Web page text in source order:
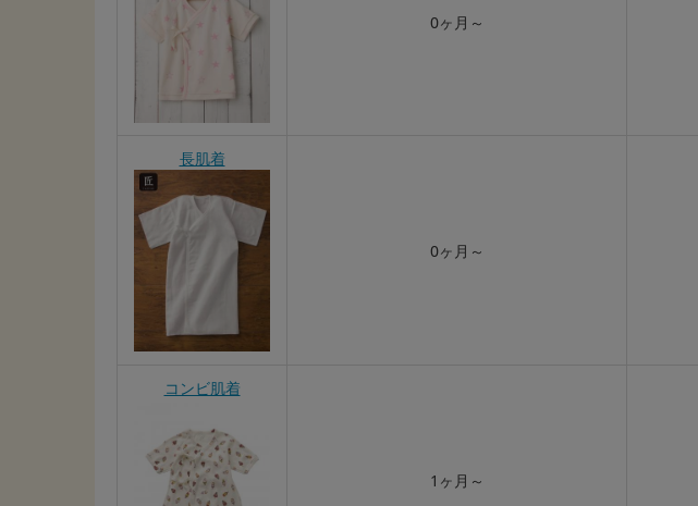
0ヶ月～
長肌着
0ヶ月～
コンビ肌着
1ヶ月～